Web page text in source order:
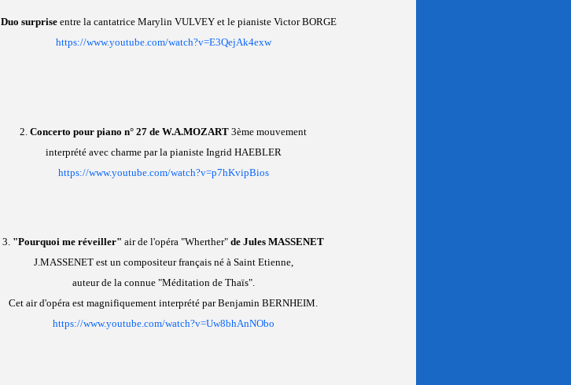
Duo surpriseentre la cantatrice Marylin VULVEY et le pianiste Victor BORGE
https://www.youtube.com/watch?v=E3QejAk4exw
2.Concerto pour piano n° 27 de W.A.MOZART 3ème mouvement
interprété avec charme par la pianiste Ingrid HAEBLER
https://www.youtube.com/watch?v=p7hKvipBios
3. "Pourquoi me réveiller" air de l'opéra "Wherther"de Jules MASSENET
J.MASSENET est un compositeur français né à Saint Etienne,
auteur de la connue "Méditation de Thaïs".
Cet air d'opéra est magnifiquement interprété par Benjamin BERNHEIM.
https://www.youtube.com/watch?v=Uw8bhAnNObo